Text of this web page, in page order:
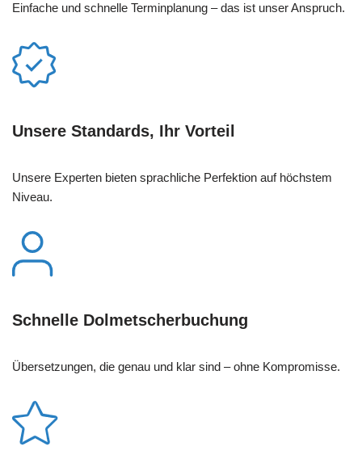
Einfache und schnelle Terminplanung – das ist unser Anspruch.
Unsere Standards, Ihr Vorteil
Unsere Experten bieten sprachliche Perfektion auf höchstem
Niveau.
Schnelle Dolmetscherbuchung
Übersetzungen, die genau und klar sind – ohne Kompromisse.